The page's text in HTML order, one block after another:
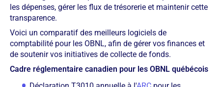
les dépenses, gérer les flux de trésorerie et maintenir cette
transparence.
Voici un comparatif des meilleurs logiciels de
comptabilité pour les OBNL, afin de gérer vos finances et
de soutenir vos initiatives de collecte de fonds.
Cadre réglementaire canadien pour les OBNL québécois